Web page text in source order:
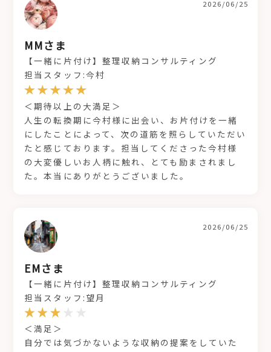
MMさま
2026/06/25
【一緒に片付け】整理収納コンサルティング
担当スタッフ:今村
＜期待以上の大満足＞
人生の転換期に今村様に出会い、お片付けを一緒
にしたことによって、次の道筋を照らしていただい
たと感じております。担当してくださった今村様
の大変優しいお人柄に触れ、とても励まされまし
た。本当にありがとうございました。
EMさま
2026/06/25
【一緒に片付け】整理収納コンサルティング
担当スタッフ:望月
＜満足＞
自分では気づかないような収納の提案をしていた